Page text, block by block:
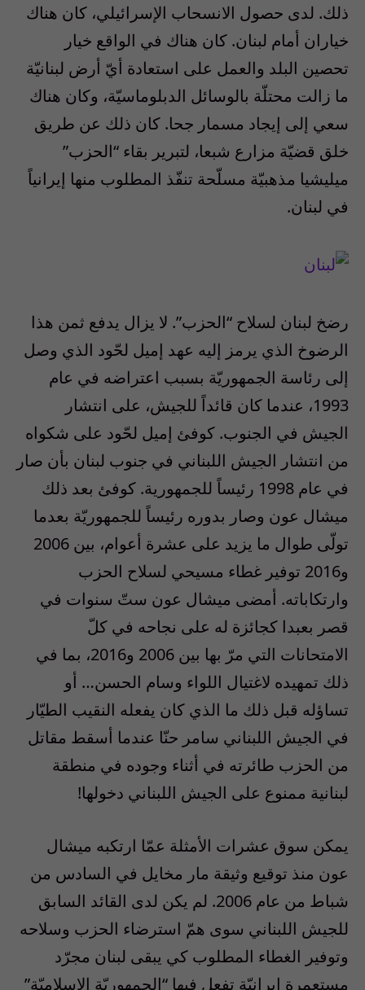
ذلك. لدى حصول الانسحاب الإسرائيلي، كان هناك
خياران أمام لبنان. كان هناك في الواقع خيار
تحصين البلد والعمل على استعادة أيّ أرض لبنانيّة
ما زالت محتلّة بالوسائل الدبلوماسيّة، وكان هناك
سعي إلى إيجاد مسمار جحا. كان ذلك عن طريق
خلق قضيّة مزارع شبعا، لتبرير بقاء “الحزب”
ميليشيا مذهبيّة مسلّحة تنفّذ المطلوب منها إيرانياً
في لبنان.
رضخ لبنان لسلاح “الحزب”. لا يزال يدفع ثمن هذا
الرضوخ الذي يرمز إليه عهد إميل لحّود الذي وصل
إلى رئاسة الجمهوريّة بسبب اعتراضه في عام
1993، عندما كان قائداً للجيش، على انتشار
الجيش في الجنوب. كوفئ إميل لحّود على شكواه
من انتشار الجيش اللبناني في جنوب لبنان بأن صار
في عام 1998 رئيساً للجمهورية. كوفئ بعد ذلك
ميشال عون وصار بدوره رئيساً للجمهوريّة بعدما
تولّى طوال ما يزيد على عشرة أعوام، بين 2006
و2016 توفير غطاء مسيحي لسلاح الحزب
وارتكاباته. أمضى ميشال عون ستّ سنوات في
قصر بعبدا كجائزة له على نجاحه في كلّ
الامتحانات التي مرّ بها بين 2006 و2016، بما في
ذلك تمهيده لاغتيال اللواء وسام الحسن… أو
تساؤله قبل ذلك ما الذي كان يفعله النقيب الطيّار
في الجيش اللبناني سامر حنّا عندما أسقط مقاتل
من الحزب طائرته في أثناء وجوده في منطقة
لبنانية ممنوع على الجيش اللبناني دخولها!
يمكن سوق عشرات الأمثلة عمّا ارتكبه ميشال
عون منذ توقيع وثيقة مار مخايل في السادس من
شباط من عام 2006. لم يكن لدى القائد السابق
للجيش اللبناني سوى همّ استرضاء الحزب وسلاحه
وتوفير الغطاء المطلوب كي يبقى لبنان مجرّد
مستعمرة إيرانيّة تفعل فيها “الجمهوريّة الإسلاميّة”